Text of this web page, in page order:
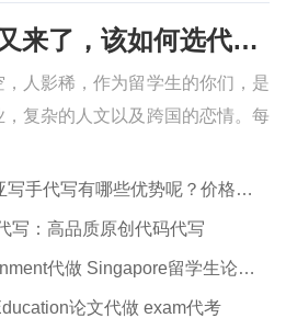
考试周，作业季又来了，该如何选代写？便宜的代写、代考会有哪些问题？
人影稀，作为留学生的你们，是
复杂的人文以及跨国的恋情。每
代写有哪些优势呢？价格便宜吗？
写：高品质原创代码代写
代做 Singapore留学生论文代写服务
论文代做 exam代考